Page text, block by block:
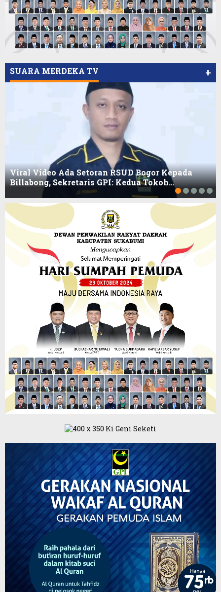
SUARA MERDEKA TV +
Viral Video Ada Setoran RSUD Bogor Kepada
Billabong, Sekretaris GPI: Kedua Tokoh…